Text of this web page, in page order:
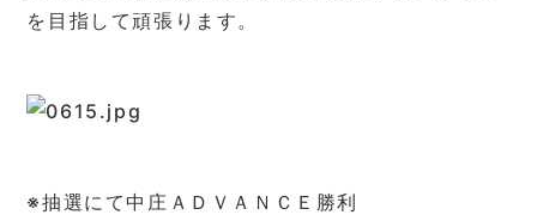
を目指して頑張ります。
※抽選にて中庄ＡＤＶＡＮＣＥ勝利